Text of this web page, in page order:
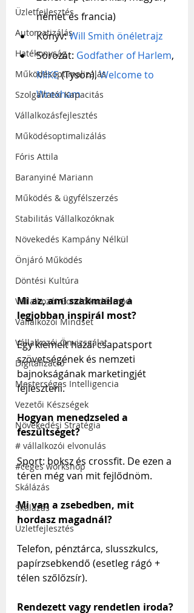
Üzletfejlesztés
Automatizálás
Hatékonyság
Működésoptimalizálás
Szolgáltatói Kapacitás
Vállalkozásfejlesztés
Működésoptimalizálás
Fóris Attila
Baranyiné Mariann
Működés & ügyfélszerzés
Stabilitás Vállalkozóknak
Növekedés Kampány Nélkül
Önjáró Működés
Döntési Kultúra
Vállalkozói Gondolkodásmód
Vállalkozói Mindset
Vállalkozói Önvizsgálat
Digitalizáció
Mesterséges Intelligencia
Vezetői Készségek
Növekedési Stratégia
# vállalkozói elvonulás
#céges workshop
Skálázás
Skálázás
Üzletfejlesztés
német és francia)
Könyv: Will Smith önéletrajz
Sorozat: Godfather of Harlem,
MIKE (Tyson), Welcome to
Wrexham
Mi az, ami szakmailag a
legjobban inspirál most?
Egy kiemelt hazai csapatsport
szövetségének és nemzeti
bajnokságának marketingjét
fejleszteni.
Hogyan menedzseled a
feszültséget?
Sport: boksz és crossfit. De ezen a
téren még van mit fejlődnöm.
Mi van a zsebedben, mit
hordasz magadnál?
Telefon, pénztárca, slusszkulcs,
papírzsebkendő (esetleg rágó +
télen szőlőzsír).
Rendezett vagy rendetlen iroda?